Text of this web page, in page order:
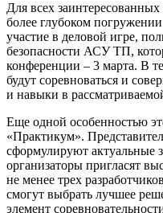
Для всех
более глубоком
участие в деловой игре,
безопасности АСУ ТП,
конференции – 3 марта. В
будут соревноваться и
и навыки в
Еще одной особенностью
«Практикум».
сформулируют актуальные
организаторы пригласят
не менее трех
смогут выбрать лучшее
элемент